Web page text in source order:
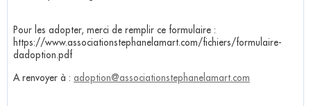
Pour les adopter, merci de remplir ce formulaire :
https://www.associationstephanelamart.com/fichiers/formulaire-
dadoption.pdf
A renvoyer à : adoption@associationstephanelamart.com